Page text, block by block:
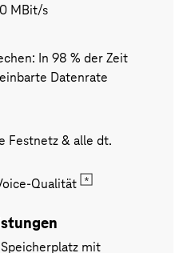
MBit/s
In 98 % der Zeit
Datenrate
Festnetz & alle dt.
Qualität
mit